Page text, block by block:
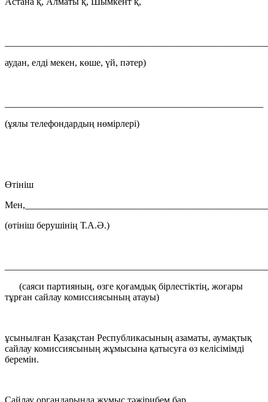
аудан, елді мекен, көше, үй, пәтер)
(ұялы телефондардың нөмірлері)
Өтініш
(өтініш берушінің Т.А.Ә.)
(саяси партияның, өзге қоғамдық бірлестіктің, жоғары
тұрған сайлау комиссиясының атауы)
ұсынылған Қазақстан Республикасының азаматы, аумақтық
сайлау комиссиясының жұмысына қатысуға өз келісімімді
беремін.